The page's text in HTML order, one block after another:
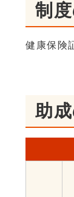
制
健康保険
助